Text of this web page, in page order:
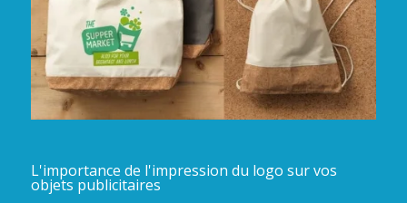
L'importance de l'impression du logo sur vos
objets publicitaires